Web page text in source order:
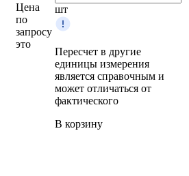
Цена
по
запросу
это
шт
Пересчет в другие
единицы измерения
является справочным и
может отличаться от
фактического
В корзину